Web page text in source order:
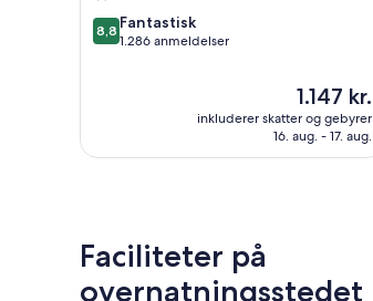
Los
Angeles
8.8
ud
8,8 Fantastisk
1.286 anmeldelser
Prisen
er
1.147 kr.
1.147 kr.
inkluderer skatter og gebyrer
16. aug. - 17. aug.
Faciliteter på
overnatningsstedet